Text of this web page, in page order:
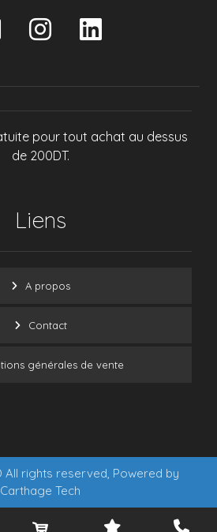
pour tout achat au dessus
de 200DT.
Liens
A propos
Contact
générales de vente
All rights reserved, Powered by
Carthage Tech